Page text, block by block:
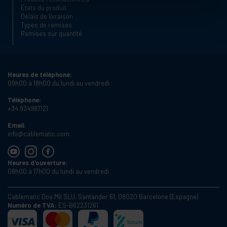
États du produit
Délais de livraison
Types de remises
Remises sur quantité
Heures de téléphone:
09h00 à 18h00 du lundi au vendredi
Téléphone:
+34 934987121
Email:
info@cablematic.com
Heures d'ouverture:
08h00 à 17h00 du lundi au vendredi
Cablematic Dos Mil SLU, Santander 61, 08020 Barcelone (Espagne)
Numéro de TVA: ES-B62231261